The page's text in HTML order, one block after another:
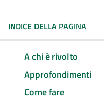
INDICE DELLA PAGINA
A chi è rivolto
Approfondimenti
Come fare